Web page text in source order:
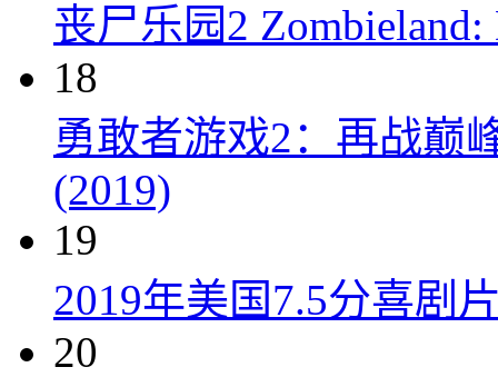
丧尸乐园2 Zombieland:
18
勇敢者游戏2：再战巅
(2019)
19
2019年美国7.5分喜剧
20